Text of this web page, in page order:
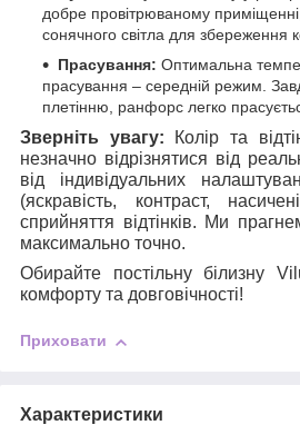
добре провітрюваному
сонячного світла для збереження
Прасування: Оптимальна
прасування – середній режим.
плетінню, ранфорс легко
Зверніть увагу: Колір та
незначно відрізнятися від
від індивідуальних
(яскравість, контраст,
сприйняття відтінків. Ми
максимально точно.
Обирайте постільну білизну
комфорту та довговічності!
Приховати
Характеристики